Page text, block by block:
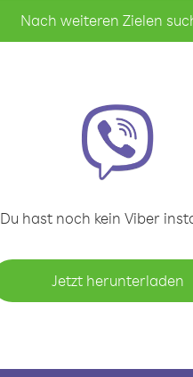
Nach weiteren Zielen
Du hast noch kein Viber
Jetzt herunterladen